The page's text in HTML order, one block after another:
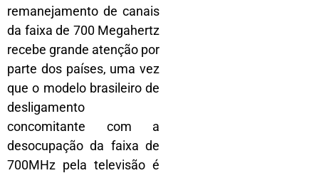
remanejamento de canais
da faixa de 700 Megahertz
recebe grande atenção por
parte dos países, uma vez
que o modelo brasileiro de
desligamento
concomitante com a
desocupação da faixa de
700MHz pela televisão é